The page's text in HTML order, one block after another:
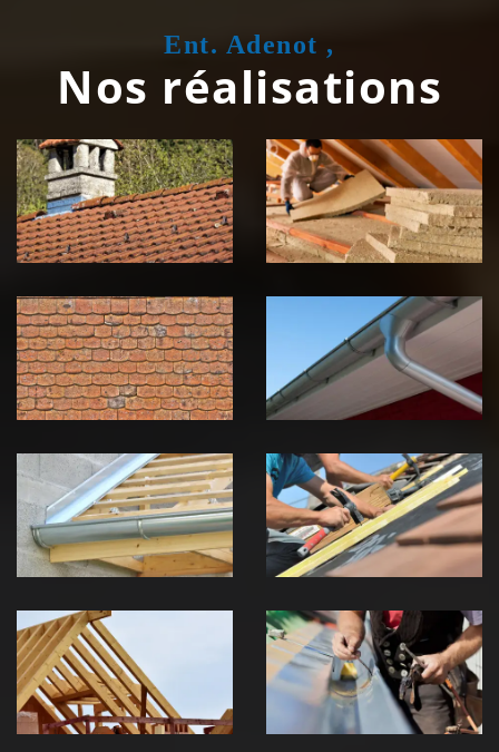
Ent. Adenot ,
Nos réalisations
Couvreur
zingueur 39
Jura
Isolation de
toiture 39
Jura
démoussage de
toiture 39
Jura
pose de
gouttière 39
Jura
Pose de
Chéneau 39
Jura
Réparation de
toiture 39
Jura
Traitement de
charpente 39
Jura
Travaux de
zinguerie 39
Jura